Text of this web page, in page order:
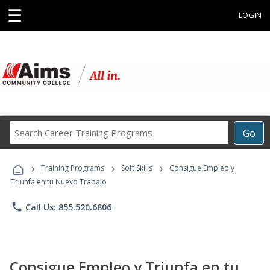
☰ LOGIN
Go
Career
Programs
› Training Programs › Soft Skills ›
Consigue Empleo y
Triunfa en tu Nuevo Trabajo
phone Call Us: 855.520.6806